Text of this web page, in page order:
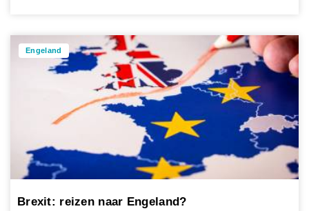
Engeland
Brexit: reizen naar Engeland?